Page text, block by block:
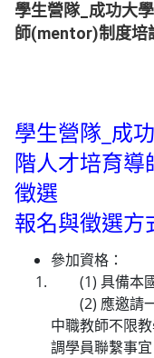
學生營隊_成功大
師(mentor)制度培
學生營隊_成
階人才培育
徵選
報名與徵選方
參加資格：
(1) 具備本國
(2) 應邀請一
中職教師不限
調學員聯繫事宜